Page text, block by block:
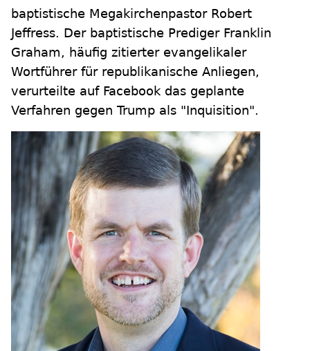
baptistische Megakirchenpastor Robert
Jeffress. Der baptistische Prediger Franklin
Graham, häufig zitierter evangelikaler
Wortführer für republikanische Anliegen,
verurteilte auf Facebook das geplante
Verfahren gegen Trump als "Inquisition".